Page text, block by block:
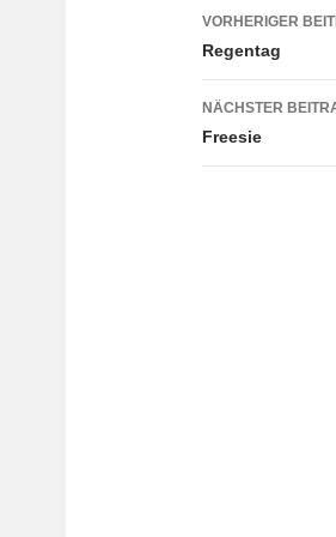
VORHERIGER
Regentag
NÄCHSTER
Freesie